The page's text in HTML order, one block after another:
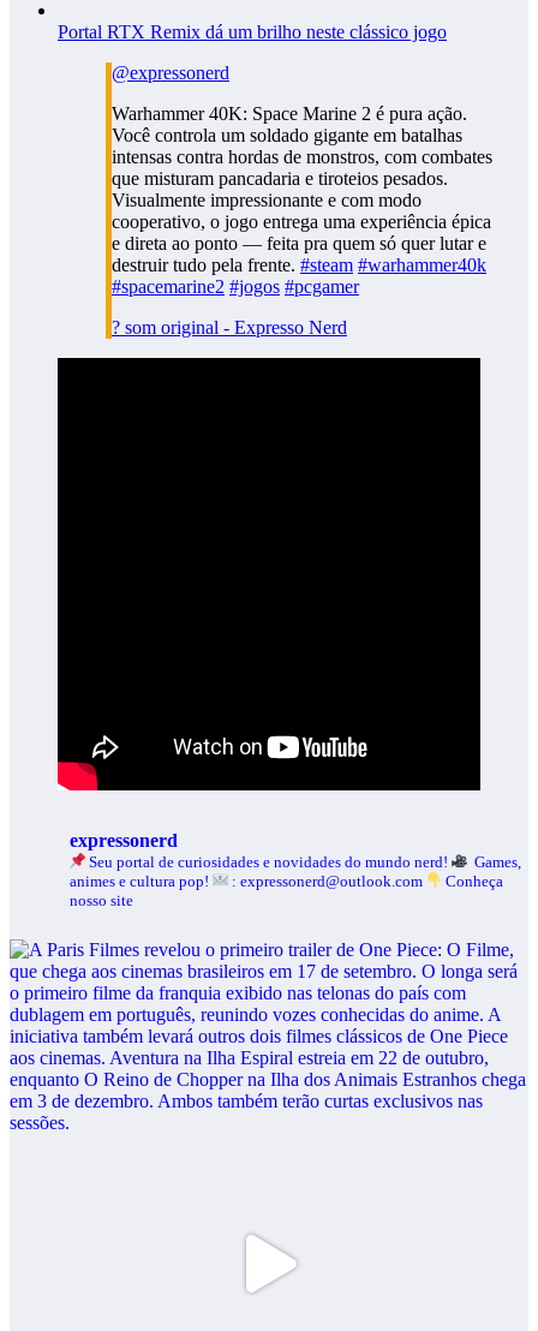
Portal RTX Remix dá um brilho neste clássico jogo
@expressonerd
Warhammer 40K: Space Marine 2 é pura ação.
Você controla um soldado gigante em batalhas
intensas contra hordas de monstros, com combates
que misturam pancadaria e tiroteios pesados.
Visualmente impressionante e com modo
cooperativo, o jogo entrega uma experiência épica
e direta ao ponto — feita pra quem só quer lutar e
destruir tudo pela frente. #steam #warhammer40k
#spacemarine2 #jogos #pcgamer
? som original - Expresso Nerd
expressonerd
Seu portal de curiosidades e novidades do mundo nerd!
Games,
animes e cultura pop!
: expressonerd@outlook.com
Conheça
nosso site